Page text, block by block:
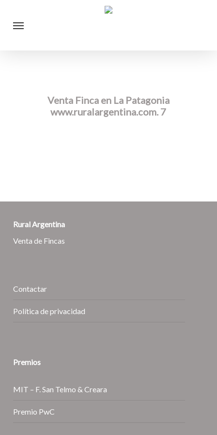
Menu
Venta Finca en La Patagonia
www.ruralargentina.com. 7
Rural Argentina
Venta de Fincas
Contactar
Política de privacidad
Premios
MIT – F. San Telmo & Creara
Premio PwC